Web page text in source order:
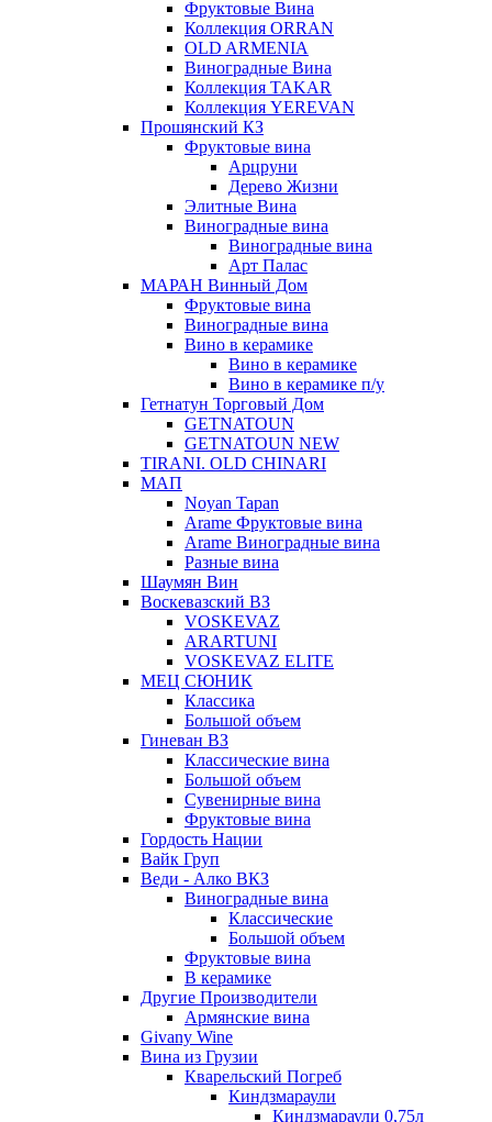
Фруктовые Вина
Коллекция ORRAN
OLD ARMENIA
Виноградные Вина
Коллекция TAKAR
Коллекция YEREVAN
Прошянский КЗ
Фруктовые вина
Арцруни
Дерево Жизни
Элитные Вина
Виноградные вина
Виноградные вина
Арт Палас
МАРАН Винный Дом
Фруктовые вина
Виноградные вина
Вино в керамике
Вино в керамике
Вино в керамике п/у
Гетнатун Торговый Дом
GETNATOUN
GETNATOUN NEW
TIRANI. OLD CHINARI
МАП
Noyan Tapan
Arame Фруктовые вина
Arame Виноградные вина
Разные вина
Шаумян Вин
Воскевазский ВЗ
VOSKEVAZ
ARARTUNI
VOSKEVAZ ELITE
МЕЦ СЮНИК
Классика
Большой объем
Гиневан ВЗ
Классические вина
Большой объем
Сувенирные вина
Фруктовые вина
Гордость Нации
Вайк Груп
Веди - Алко ВКЗ
Виноградные вина
Классические
Большой объем
Фруктовые вина
В керамике
Другие Производители
Армянские вина
Givany Wine
Вина из Грузии
Кварельский Погреб
Киндзмараули
Киндзмараули 0,75л